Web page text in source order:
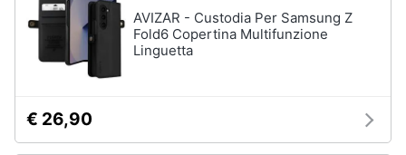
AVIZAR - Custodia Per Samsung Z
Fold6 Copertina Multifunzione
Linguetta
€ 26,90